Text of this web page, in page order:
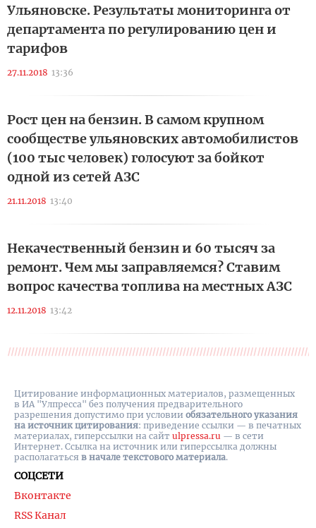
Ульяновске. Результаты мониторинга от
департамента по регулированию цен и
тарифов
27.11.2018 13:36
Рост цен на бензин. В самом крупном
сообществе ульяновских автомобилистов
(100 тыс человек) голосуют за бойкот
одной из сетей АЗС
21.11.2018 13:40
Некачественный бензин и 60 тысяч за
ремонт. Чем мы заправляемся? Ставим
вопрос качества топлива на местных АЗС
12.11.2018 13:42
СОЦСЕТИ
Вконтакте
RSS Канал
Цитирование информационных материалов, размещенных
в ИА "Улпресса" без получения предварительного
разрешения допустимо при условии обязательного указания
на источник цитирования: приведение ссылки — в печатных
материалах, гиперссылки на cайт ulpressa.ru — в сети
Интернет. Ссылка на источник или гиперссылка должны
располагаться в начале текстового материала.